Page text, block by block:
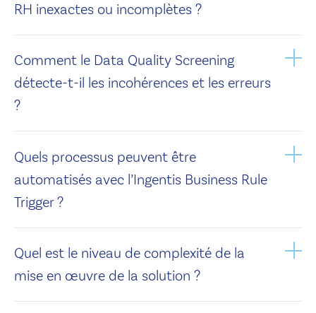
RH inexactes ou incomplètes ?
Comment le Data Quality Screening
détecte-t-il les incohérences et les erreurs
?
Quels processus peuvent être
automatisés avec l’Ingentis Business Rule
Trigger ?
Quel est le niveau de complexité de la
mise en œuvre de la solution ?